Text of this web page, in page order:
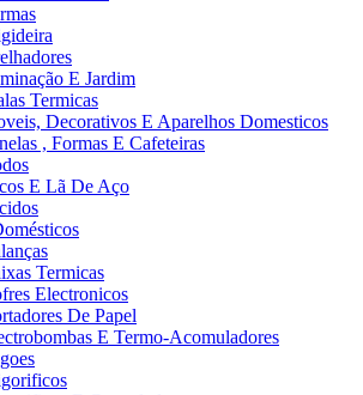
E Jardim
Termicas
Decorativos E Aparelhos Domesticos
, Formas E Cafeteiras
E Lã De Aço
Termicas
Electronicos
De Papel
E Termo-Acomuladores